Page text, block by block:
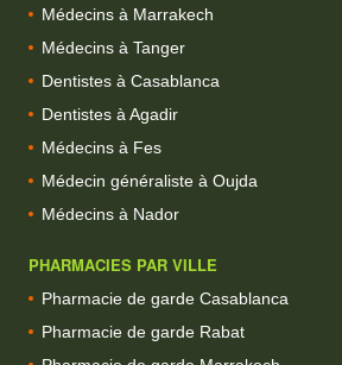
Médecins à Marrakech
Médecins à Tanger
Dentistes à Casablanca
Dentistes à Agadir
Médecins à Fes
Médecin généraliste à Oujda
Médecins à Nador
PHARMACIES PAR VILLE
Pharmacie de garde Casablanca
Pharmacie de garde Rabat